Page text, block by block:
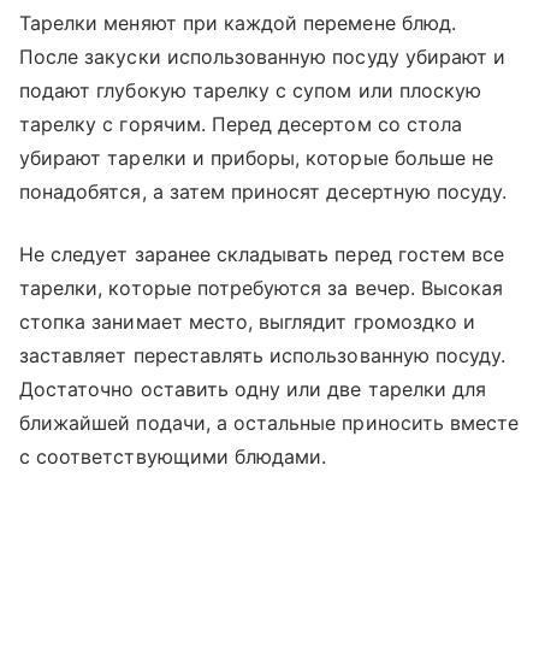
Тарелки меняют при каждой перемене блюд.
После закуски использованную посуду убирают и
подают глубокую тарелку с супом или плоскую
тарелку с горячим. Перед десертом со стола
убирают тарелки и приборы, которые больше не
понадобятся, а затем приносят десертную посуду.
Не следует заранее складывать перед гостем все
тарелки, которые потребуются за вечер. Высокая
стопка занимает место, выглядит громоздко и
заставляет переставлять использованную посуду.
Достаточно оставить одну или две тарелки для
ближайшей подачи, а остальные приносить вместе
с соответствующими блюдами.